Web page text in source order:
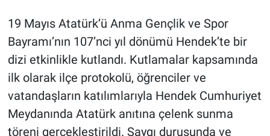
19 Mayıs Atatürk’ü Anma Gençlik ve Spor
Bayramı’nın 107’nci yıl dönümü Hendek’te bir
dizi etkinlikle kutlandı. Kutlamalar kapsamında
ilk olarak ilçe protokolü, öğrenciler ve
vatandaşların katılımlarıyla Hendek Cumhuriyet
Meydanında Atatürk anıtına çelenk sunma
töreni gerçekleştirildi. Saygı duruşunda ve